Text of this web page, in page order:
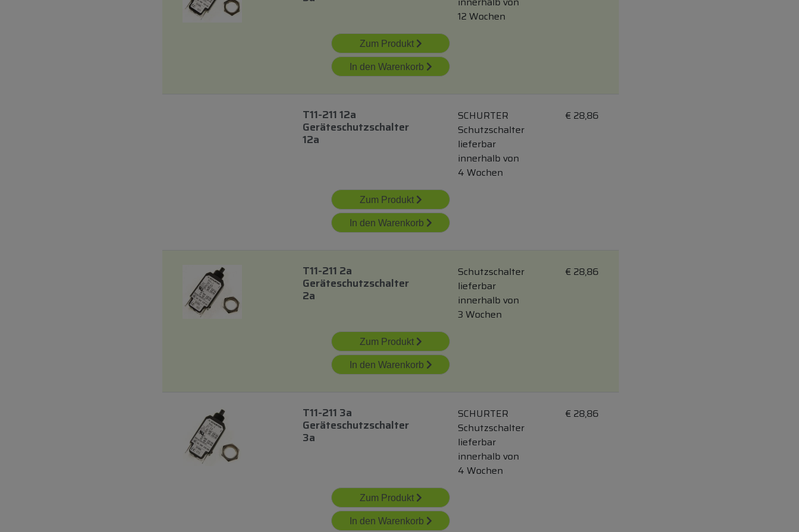
12 Wochen
Zum Produkt
In den Warenkorb
T11-211 12a
Geräteschutzschalter
12a
SCHURTER
Schutzschalter
lieferbar
innerhalb von
4 Wochen
€ 28,86
Zum Produkt
In den Warenkorb
T11-211 2a
Geräteschutzschalter
2a
Schutzschalter
lieferbar
innerhalb von
3 Wochen
€ 28,86
Zum Produkt
In den Warenkorb
T11-211 3a
Geräteschutzschalter
3a
SCHURTER
Schutzschalter
lieferbar
innerhalb von
4 Wochen
€ 28,86
Zum Produkt
In den Warenkorb